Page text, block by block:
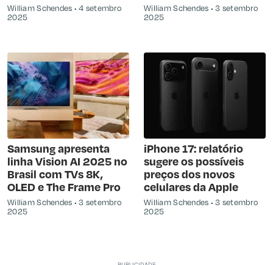
William Schendes
4 setembro
2025
William Schendes
3 setembro
2025
Samsung apresenta
linha Vision AI 2025 no
Brasil com TVs 8K,
OLED e The Frame Pro
William Schendes
3 setembro
2025
iPhone 17: relatório
sugere os possíveis
preços dos novos
celulares da Apple
William Schendes
3 setembro
2025